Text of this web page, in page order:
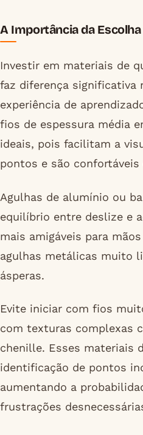
A Importância da
Investir em materiais de
faz diferença significativa
experiência de
fios de espessura média
ideais, pois facilitam a
pontos e são confortáveis
Agulhas de alumínio ou
equilíbrio entre deslize e
mais amigáveis para
agulhas metálicas muito
ásperas.
Evite iniciar com fios
com texturas complexas
chenille. Esses materiais
identificação de pontos
aumentando a
frustrações